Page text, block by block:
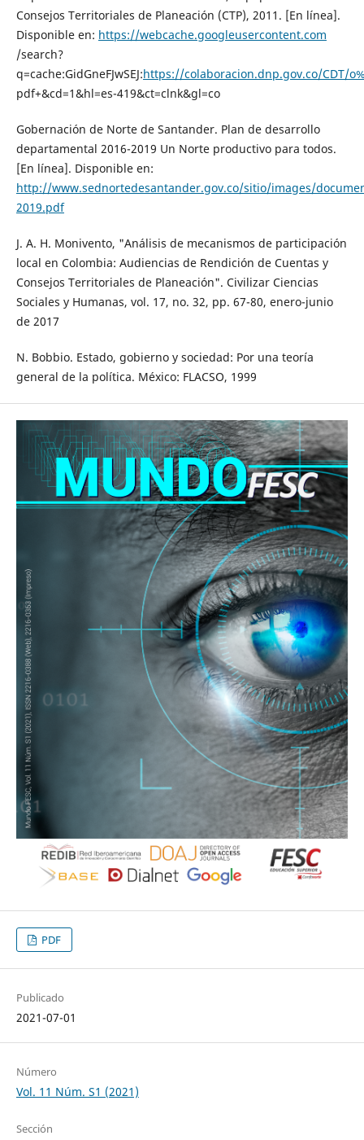
Consejos Territoriales de Planeación (CTP), 2011. [En línea].
Disponible en: https://webcache.googleusercontent.com
/search?
q=cache:GidGneFJwSEJ:https://colaboracion.dnp.gov.co/CDT/
pdf+&cd=1&hl=es-419&ct=clnk&gl=co
Gobernación de Norte de Santander. Plan de desarrollo
departamental 2016-2019 Un Norte productivo para todos.
[En línea]. Disponible en:
http://www.sednortedesantander.gov.co/sitio/images/
2019.pdf
J. A. H. Monivento, "Análisis de mecanismos de participación
local en Colombia: Audiencias de Rendición de Cuentas y
Consejos Territoriales de Planeación". Civilizar Ciencias
Sociales y Humanas, vol. 17, no. 32, pp. 67-80, enero-junio
de 2017
N. Bobbio. Estado, gobierno y sociedad: Por una teoría
general de la política. México: FLACSO, 1999
PDF
Publicado
2021-07-01
Número
Vol. 11 Núm. S1 (2021)
Sección